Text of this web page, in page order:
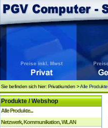
Sie befinden sich hier: Privatkunden >Alle Produkte
Produkte / Webshop
Alle Produkte...
Netzwerk, Kommunikation, WLAN